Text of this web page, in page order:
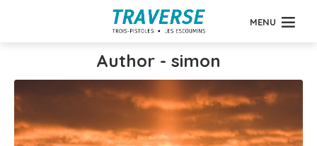
MENU
Author - simon